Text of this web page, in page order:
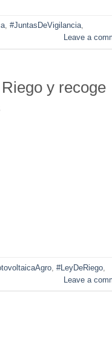
, #JuntasDeVigilancia,
Leave a
y recoge
#LeyDeRiego
Leave a